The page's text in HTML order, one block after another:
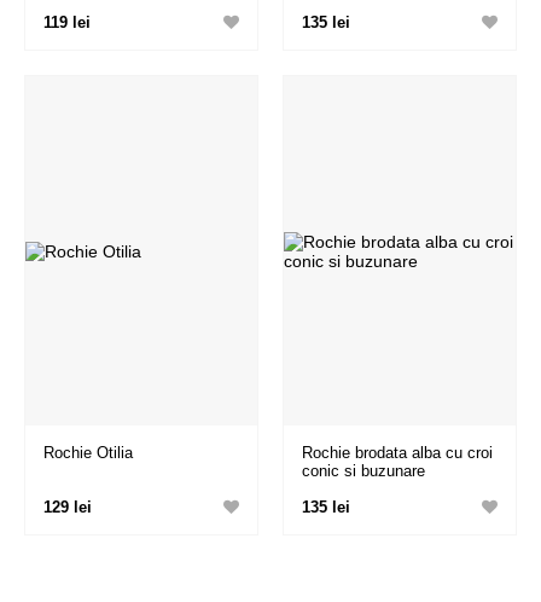
119 lei
135 lei
Rochie Otilia
129 lei
Rochie brodata alba cu croi
conic si buzunare
135 lei